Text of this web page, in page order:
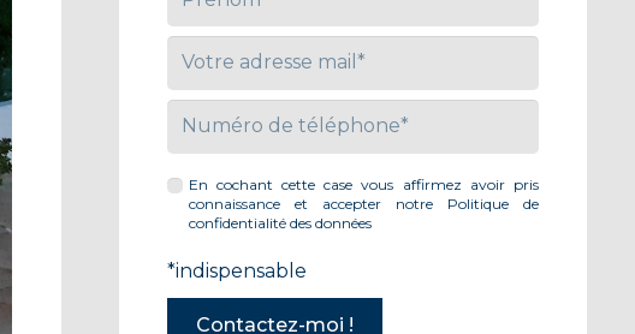
En cochant cette case vous affirmez avoir pris
connaissance et accepter notre Politique de
confidentialité des données
*indispensable